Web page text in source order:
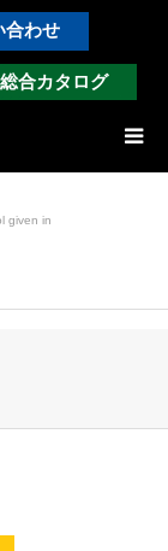
合わせ
総合カタログ
given in